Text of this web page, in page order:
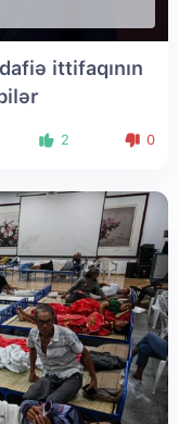
ittifaqının
2 0